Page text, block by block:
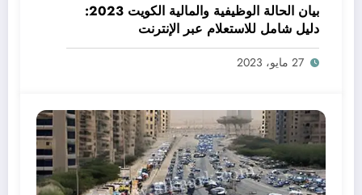
بيان الحالة الوظيفية والمالية الكويت 2023:
دليل شامل للاستعلام عبر الإنترنت
27 مايو، 2023